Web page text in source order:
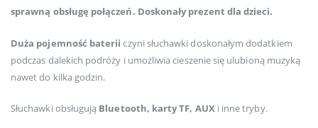
sprawną obsługę połączeń. Doskonały prezent dla dzieci.
Duża pojemność baterii czyni słuchawki doskonałym dodatkiem
podczas dalekich podróży i umożliwia cieszenie się ulubioną muzyką
nawet do kilka godzin.
Słuchawki obsługują Bluetooth, karty TF, AUXi inne tryby.